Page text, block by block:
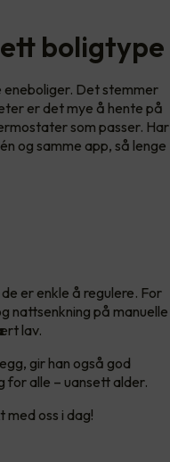
boligtype
eneboliger. Det stemmer
er det mye å hente på
som passer. Har
og samme app, så lenge
er enkle å regulere. For
nattsenkning på manuelle
lav.
gir han også god
alle – uansett alder.
oss i dag!